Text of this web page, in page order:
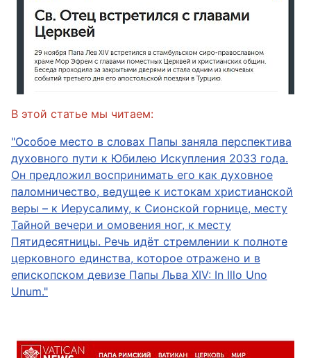
В этой статье мы читаем:
"Особое место в словах Папы заняла перспектива
духовного пути к Юбилею Искупления 2033 года.
Он предложил воспринимать его как духовное
паломничество, ведущее к истокам христианской
веры – к Иерусалиму, к Сионской горнице, месту
Тайной вечери и омовения ног, к месту
Пятидесятницы. Речь идёт стремлении к полноте
церковного единства, которое отражено и в
епископском девизе Папы Льва XIV: In Illo Uno
Unum."